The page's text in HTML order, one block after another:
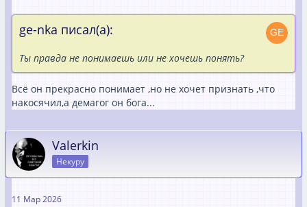
ge-nka писал(а):
Ты правда не понимаешь или не хочешь понять?
Всё он прекрасно понимает ,но не хочет признать ,что
накосячил,а демагог он бога...
Valerkin
Некуру
11 Мар 2026